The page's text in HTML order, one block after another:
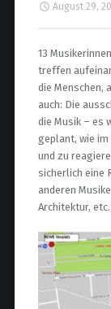
August 29,
13
treffen
die Menschen,
auch: Die
die Musik – es
geplant, wie im
und zu
sicherlich eine
anderen
Architektur,